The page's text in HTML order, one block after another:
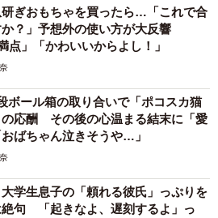
すが、やまと君からはいつも適度
でしょうか？
うですが、まだ少し怖いみたい
になった息子に驚いて、少しびび
になって、子育てはいかがでし
ぎおもちゃを買ったら…「これで合
か？」予想外の使い方が大反響
点」「かわいいからよし！」
ボール箱の取り合いで「ポコスカ猫
の応酬 その後の心温まる結末に「愛
おばちゃん泣きそうや…」
大学生息子の「頼れる彼氏」っぷりを
絶句 「起きなよ、遅刻するよ」っ